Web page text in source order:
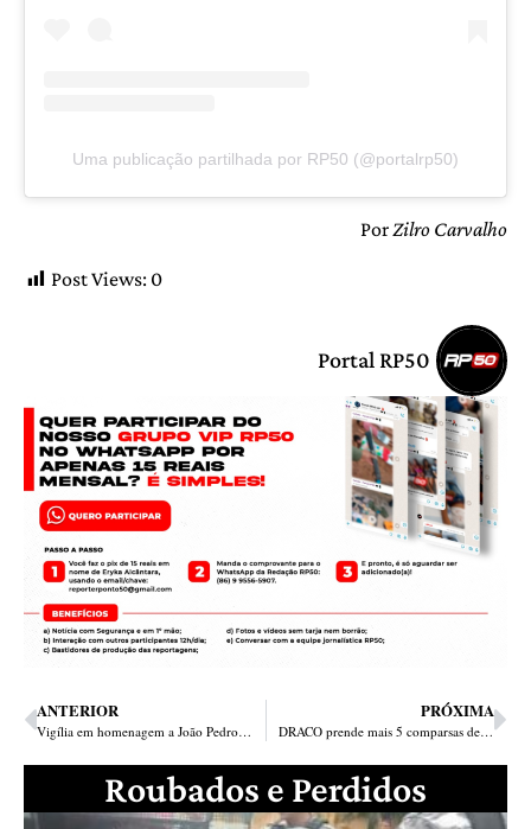
Uma publicação partilhada por RP50 (@portalrp50)
PorZilro Carvalho
Post Views: 0
Portal RP50
ANTERIOR
Vigília em homenagem a João Pedro acontecerá nesta terça-feira no Parque da Cidadania
PRÓXIMA
DRACO prende mais 5 comparsas de Kairon do Grau
Roubados e Perdidos